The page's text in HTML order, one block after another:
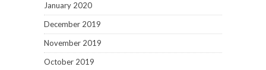
January 2020
December 2019
November 2019
October 2019